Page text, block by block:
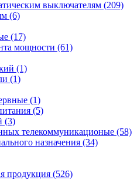
выключателям (209)
(6)
(17)
мощности (61)
(1)
(1)
(1)
(5)
(3)
телекоммуникационые (58)
назначения (34)
продукция (526)